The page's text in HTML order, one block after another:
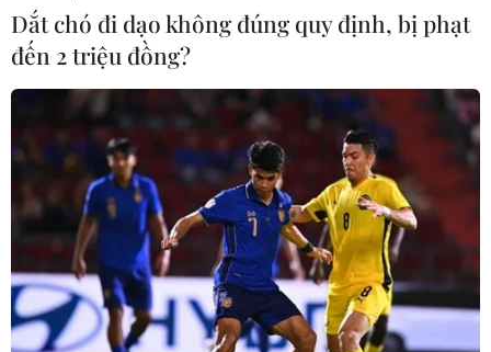
Dịch COVID-19: Canada không có kế
hoạch áp dụng "hộ chiếu vắcxin"
15/01/2021 04:05
Thủ tướng Canada Justin Trudeau cho biết chính phủ
của ông không có kế hoạch áp dụng “hộ chiếu vắcxin”
Dắt chó đi dạo không đúng quy định, bị phạt
đến 2 triệu đồng?